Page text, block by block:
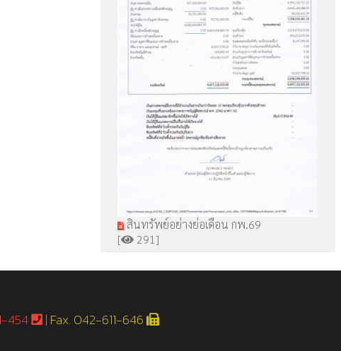
สินทรัพย์อย่างย่อเดือน กพ.69
[
291]
454 | Fax. 042-611-646